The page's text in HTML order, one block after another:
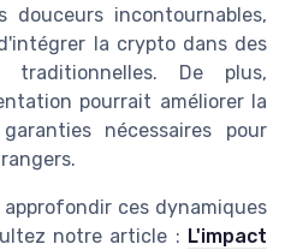
incontournables,
la crypto dans des
traditionnelles. De plus,
pourrait améliorer la
nécessaires pour
ces dynamiques
notre article : L'impact